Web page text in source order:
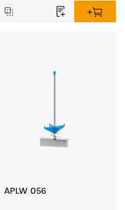
APLW 056